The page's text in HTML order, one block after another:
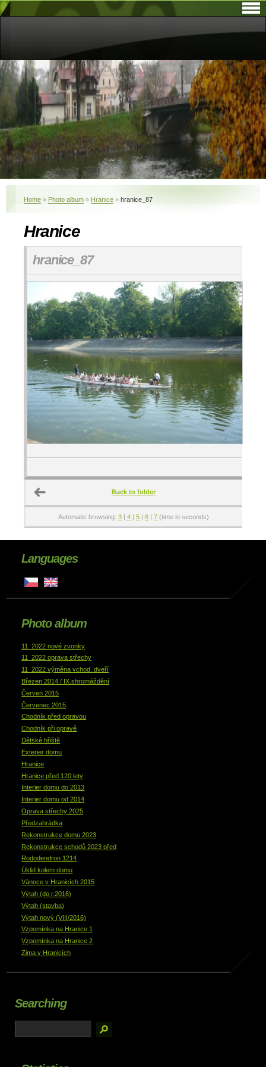
Home » Photo album » Hranice » hranice_87
Hranice
hranice_87
Back to folder
Automatic browsing: 3 | 4 | 5 | 6 | 7 (time in seconds)
Languages
Photo album
11_2022 nové zvonky
11_2022 oprava střechy
11_2022 výměna vchod. dveří
Březen 2014 / IX.shromáždění
Červen 2015
Červenec 2015
Chodník před opravou
Chodník při opravě
Dětské hřiště
Exterier domu
Hranice
Hranice před 120 lety
Interier domu do 2013
Interier domu od 2014
Oprava střechy 2025
Předzahrádka
Rekonstrukce domu 2023
Rekonstrukce schodů 2023 před
Rododendron 1214
Úklid kolem domu
Vánoce v Hranicích 2015
Výtah (do r.2016)
Výtah (stavba)
Výtah nový (VIII/2016)
Vzpomínka na Hranice 1
Vzpomínka na Hranice 2
Zima v Hranicích
Searching